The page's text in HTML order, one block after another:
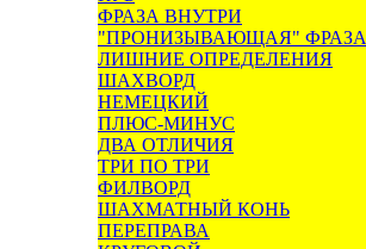
ФРАЗА ВНУТРИ
"ПРОНИЗЫВАЮЩАЯ" ФРАЗА
ЛИШНИЕ ОПРЕДЕЛЕНИЯ
ШАХВОРД
НЕМЕЦКИЙ
ПЛЮС-МИНУС
ДВА ОТЛИЧИЯ
ТРИ ПО ТРИ
ФИЛВОРД
ШАХМАТНЫЙ КОНЬ
ПЕРЕПРАВА